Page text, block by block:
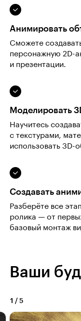
Анимировать
Сможете
персонажную 2D-
и презентации.
Моделировать
Научитесь
с текстурами,
использовать 3D-
Создавать
Разберёте все
ролика — от
базовый монтаж
Ваши
1 / 5